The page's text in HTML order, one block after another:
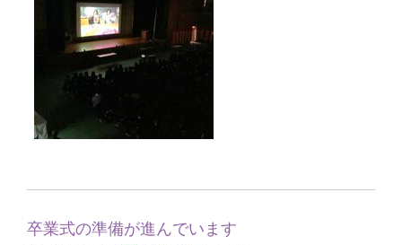
卒業式の準備が進んでいます